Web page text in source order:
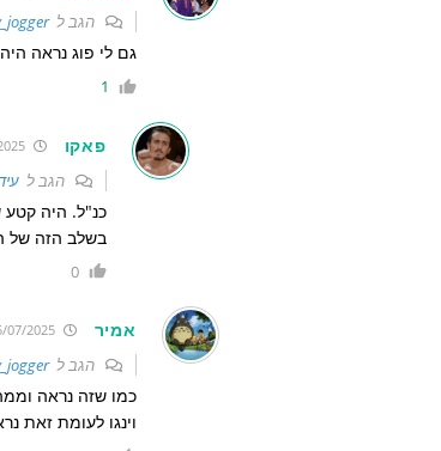
הגב ל
גם לי פוג נראה
1
פאקו 25/07/2025 10:39:58
הגב ל
כנ"ל. היה קטע
בשלב הזה של
0
אמיר 25/07/2025 11:44:48
הגב ל
כמו שזה נראה
וינגו לעומת זאת